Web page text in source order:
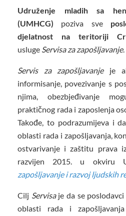
Udruženje mladih sa
(UMHCG) poziva sve
djelatnost na teritoriji
usluge Servisa za zapošljavanje.
Servis za zapošljavanjeje
informisanje, povezivanje s
njima, obezbjeđivanje
praktičnog rada i zaposlenja
Takođe, to podrazumijeva i
oblasti rada i zapošljavanja,
ostvarivanje i zaštitu prava
razvijen 2015. u okviru
zapošljavanje i razvoj ljudskih
Cilj Servisaje da se
oblasti rada i